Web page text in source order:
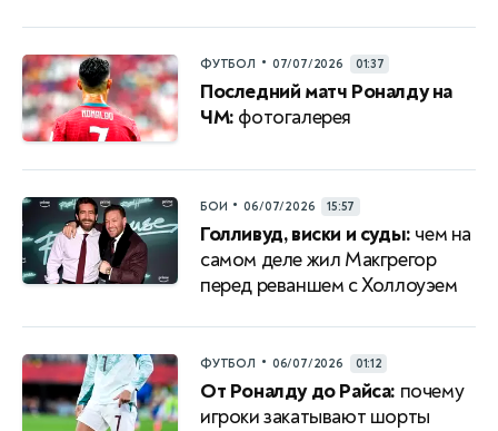
ФУТБОЛ • 07/07/2026 01:37
Последний матч Роналду на
ЧМ: фотогалерея
БОИ • 06/07/2026 15:57
Голливуд, виски и суды: чем на
самом деле жил Макгрегор
перед реваншем с Холлоуэем
ФУТБОЛ • 06/07/2026 01:12
От Роналду до Райса: почему
игроки закатывают шорты